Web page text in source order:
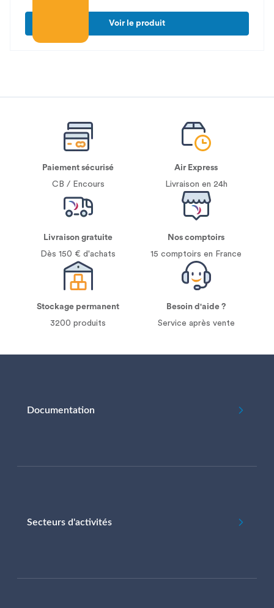
Voir le produit
Paiement sécurisé
CB / Encours
Air Express
Livraison en 24h
Livraison gratuite
Dès 150 € d'achats
Nos comptoirs
15 comptoirs en France
Stockage permanent
3200 produits
Besoin d'aide ?
Service après vente
Documentation
Secteurs d'activités